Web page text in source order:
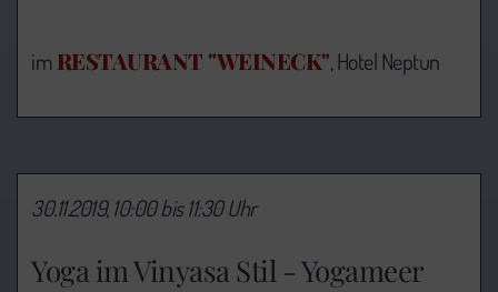
imRESTAURANT "WEINECK", Hotel Neptun
Yoga im Vinyasa Stil - Yogameer
30.11.2019, 10:00 bis 11:30 Uhr